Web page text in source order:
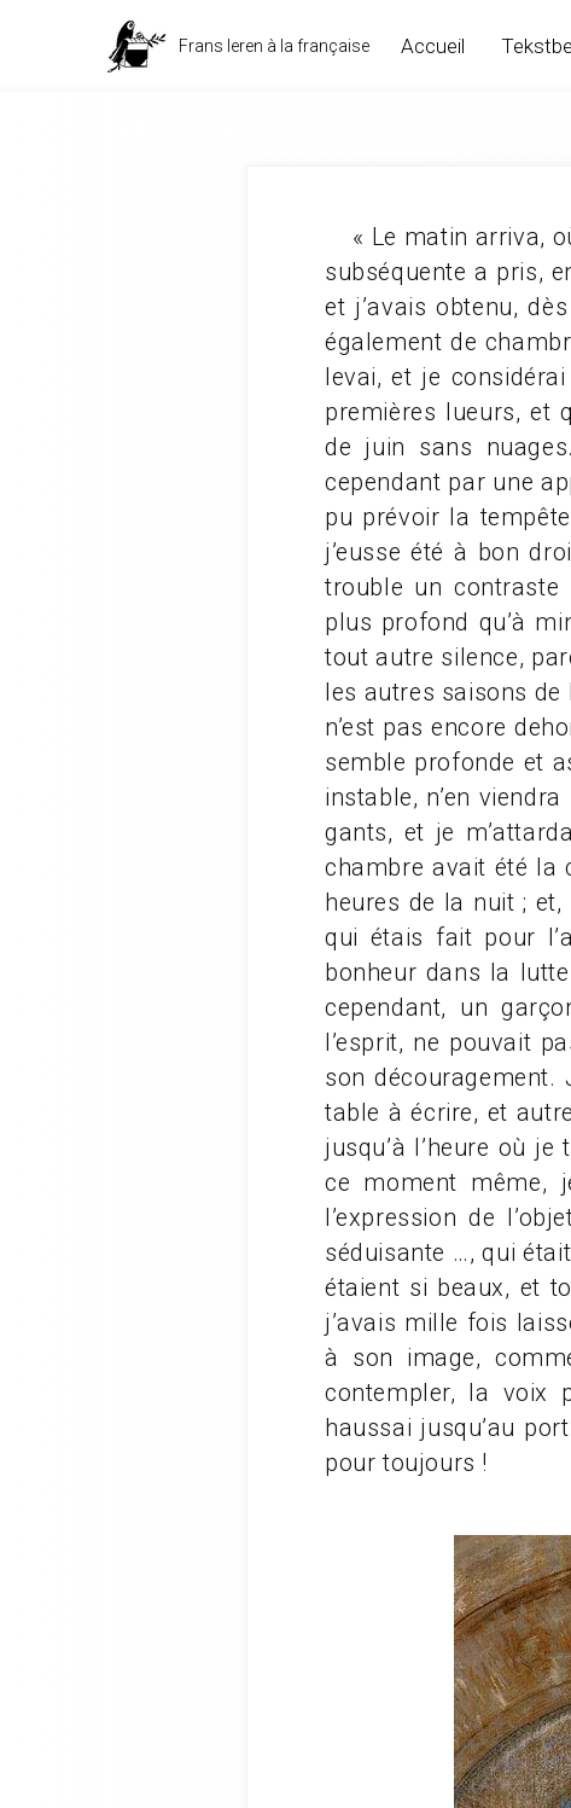
Frans leren à la française Accueil
« Le matin arriva,
subséquente a pris,
et j’avais obtenu,
également de
levai, et je
premières lueurs, et
de juin sans
cependant par une
pu prévoir la
j’eusse été à bon
trouble un contraste
plus profond qu’à
tout autre silence,
les autres saisons
n’est pas encore
semble profonde et
instable, n’en
gants, et je
chambre avait été la
heures de la nuit ;
qui étais fait pour
bonheur dans la
cependant, un
l’esprit, ne pouvait
son
table à écrire, et
jusqu’à l’heure où
ce moment même,
l’expression de
séduisante …, qui
étaient si beaux, et
j’avais mille fois
à son image,
contempler, la voix
haussai jusqu’au
pour toujours !